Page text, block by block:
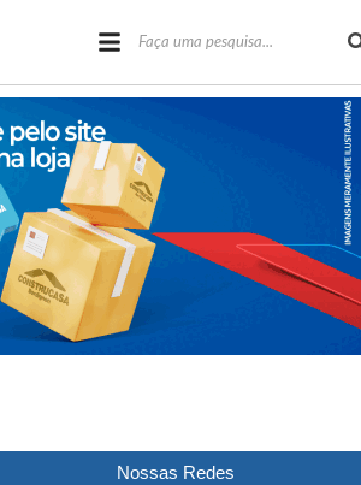
Nossas Redes